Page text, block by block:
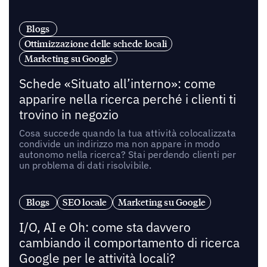
Blogs
Ottimizzazione delle schede locali
Marketing su Google
Schede «Situato all’interno»: come
apparire nella ricerca perché i clienti ti
trovino in negozio
Cosa succede quando la tua attività colocalizzata
condivide un indirizzo ma non appare in modo
autonomo nella ricerca? Stai perdendo clienti per
un problema di dati risolvibile.
Blogs SEO locale Marketing su Google
I/O, AI e Oh: come sta davvero
cambiando il comportamento di ricerca
Google per le attività locali?